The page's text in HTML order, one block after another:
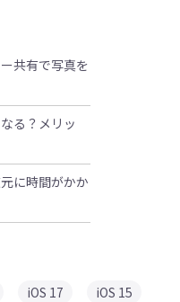
共有で写真を
る？メリッ
に時間がかか
iOS 17
iOS 15